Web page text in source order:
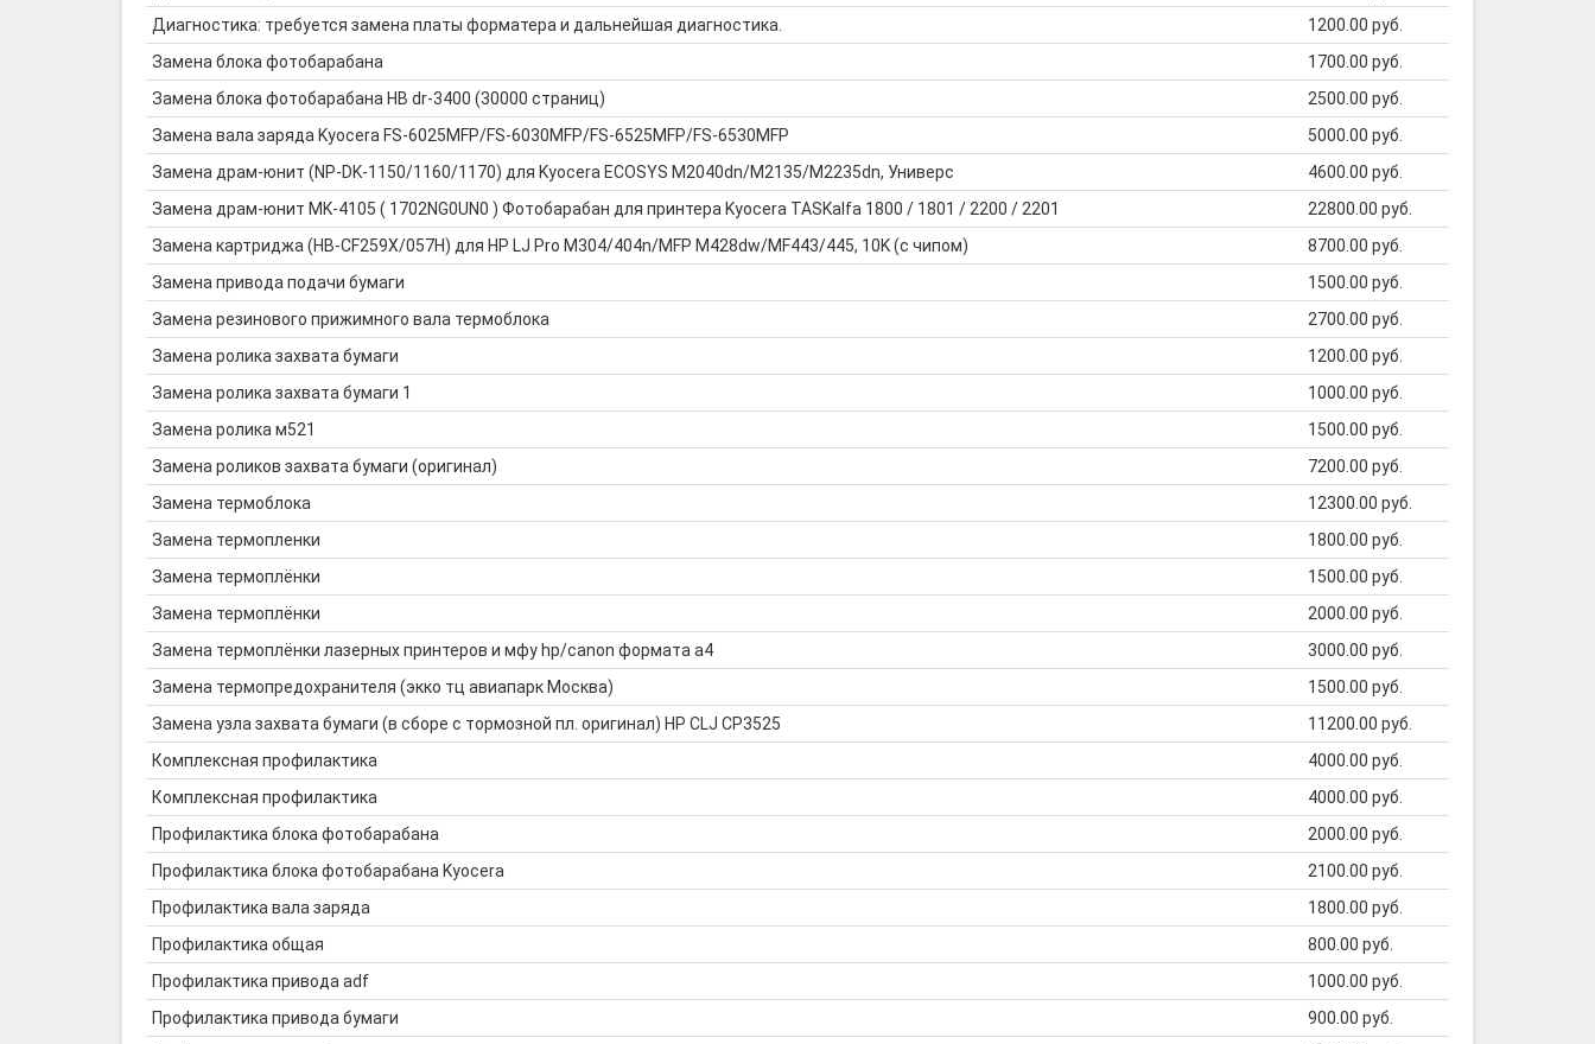
Диагностика: требуется замена платы форматера и дальнейшая диагностика.
1200.00 руб.
Замена блока фотобарабана
1700.00 руб.
Замена блока фотобарабана HB dr-3400 (30000 страниц)
2500.00 руб.
Замена вала заряда Kyocera FS-6025MFP/FS-6030MFP/FS-6525MFP/FS-6530MFP
5000.00 руб.
Замена драм-юнит (NP-DK-1150/1160/1170) для Kyocera ECOSYS M2040dn/M2135/M2235dn, Универс
4600.00 руб.
Замена драм-юнит MK-4105 ( 1702NG0UN0 ) Фотобарабан для принтера Kyocera TASKalfa 1800 / 1801 / 2200 / 2201
22800.00 руб.
Замена картриджа (HB-CF259X/057H) для HP LJ Pro M304/404n/MFP M428dw/MF443/445, 10K (с чипом)
8700.00 руб.
Замена привода подачи бумаги
1500.00 руб.
Замена резинового прижимного вала термоблока
2700.00 руб.
Замена ролика захвата бумаги
1200.00 руб.
Замена ролика захвата бумаги 1
1000.00 руб.
Замена ролика м521
1500.00 руб.
Замена роликов захвата бумаги (оригинал)
7200.00 руб.
Замена термоблока
12300.00 руб.
Замена термопленки
1800.00 руб.
Замена термоплёнки
1500.00 руб.
Замена термоплёнки
2000.00 руб.
Замена термоплёнки лазерных принтеров и мфу hp/canon формата а4
3000.00 руб.
Замена термопредохранителя (экко тц авиапарк Москва)
1500.00 руб.
Замена узла захвата бумаги (в сборе с тормозной пл. оригинал) HP CLJ CP3525
11200.00 руб.
Комплексная профилактика
4000.00 руб.
Комплексная профилактика
4000.00 руб.
Профилактика блока фотобарабана
2000.00 руб.
Профилактика блока фотобарабана Kyocera
2100.00 руб.
Профилактика вала заряда
1800.00 руб.
Профилактика общая
800.00 руб.
Профилактика привода adf
1000.00 руб.
Профилактика привода бумаги
900.00 руб.